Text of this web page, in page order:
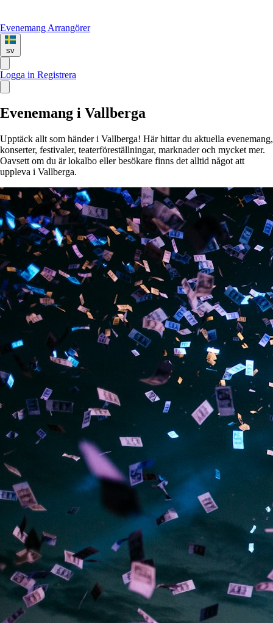
Evenemang Arrangörer
sv
Logga in Registrera
Evenemang i Vallberga
Upptäck allt som händer i Vallberga! Här hittar du aktuella evenemang,
konserter, festivaler, teaterföreställningar, marknader och mycket mer.
Oavsett om du är lokalbo eller besökare finns det alltid något att
uppleva i Vallberga.